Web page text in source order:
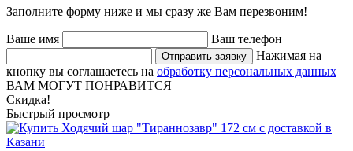
Заполните форму ниже и мы сразу же Вам перезвоним!
Ваше имя Ваш телефон
Отправить заявку
Нажимая на
кнопку вы соглашаетесь на обработку персональных данных
ВАМ МОГУТ ПОНРАВИТСЯ
Скидка!
Быстрый просмотр